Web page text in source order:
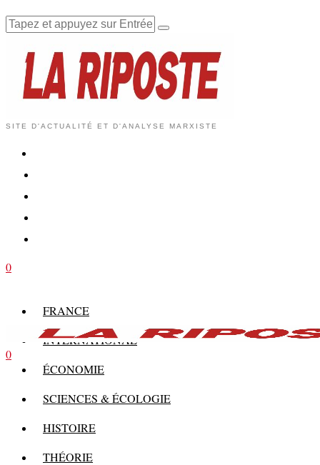
SITE D'ACTUALITÉ ET D'ANALYSE MARXISTE
0
FRANCE
INTERNATIONAL
ÉCONOMIE
SCIENCES & ÉCOLOGIE
HISTOIRE
THÉORIE
0